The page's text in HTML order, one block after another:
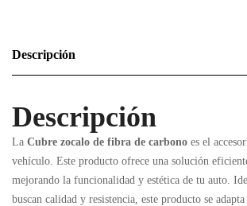
Descripción
Descripción
La Cubre zocalo de fibra de carbono es el
vehículo. Este producto ofrece una solución
mejorando la funcionalidad y estética de tu auto.
buscan calidad y resistencia, este producto se